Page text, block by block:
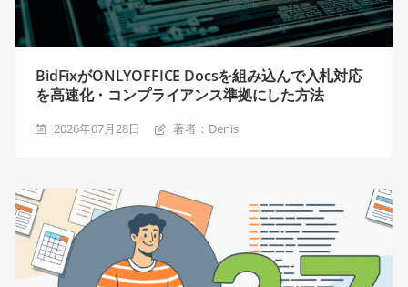
BidFixがONLYOFFICE Docsを組み込んで入札対応
を高速化・コンプライアンス準拠にした方法
2026年07月28日 著者：Denis